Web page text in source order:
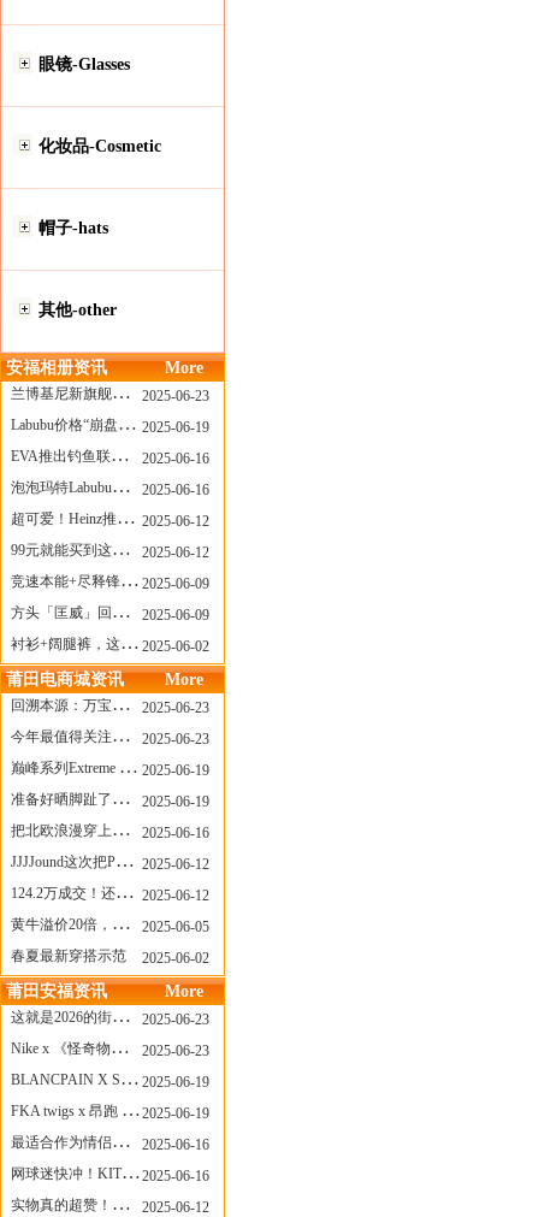
眼镜-Glasses
化妆品-Cosmetic
帽子-hats
其他-other
安福相册资讯 More
兰博基尼新旗舰曝光？这台顶级超跑或将在8月登场
2025-06-23
Labubu价格“崩盘”？618当日泡泡玛特预售补货量超200W！
2025-06-19
EVA推出钓鱼联名套装，初号机也能当“假饵”？
2025-06-16
泡泡玛特Labubu新品发售上演“拳王争霸”......
2025-06-16
超可爱！Heinz推出星之卡比合作款番茄酱！
2025-06-12
99元就能买到这样颜值的太阳镜？优衣库夏季墨镜系列
2025-06-12
竞速本能+尽释锋芒——罗杰杜彼Roger+Dubuis王者竞速系列飞返计时码表燃擎赛道
2025-06-09
方头「匡威」回归！日系简约里的小心思
2025-06-09
衬衫+阔腿裤，这样穿美出新高度！
2025-06-02
莆田电商城资讯 More
回溯本源：万宝龙推出明星系列都市灰腕表新作
2025-06-23
今年最值得关注的AF1！KOBE x AF1 明日发售
2025-06-23
巅峰系列Extreme Diver潜水腕表与Revival Diver复刻版潜水腕表共同推出“暗影款”新作
2025-06-19
准备好晒脚趾了吗？透明款 AF1 要回归了
2025-06-19
把北欧浪漫穿上脚，Cecilie Bahnsen x ASICS
2025-06-16
JJJJound这次把PUMA改得好安静
2025-06-12
124.2万成交！还有什么是Labubu做不到的？
2025-06-12
黄牛溢价20倍，「Labubu」3.0市价大盘点！假货比正品还贵...
2025-06-05
春夏最新穿搭示范
2025-06-02
莆田安福资讯 More
这就是2026的街头感！Prada新包我先爱了
2025-06-23
Nike x 《怪奇物语》联名回归，终于轮到这双热门款了！
2025-06-23
BLANCPAIN X SWATCH联名款 BIOCERAMIC SCUBA FIFTY FATHOMS 系列推出全新 GREEN ABYSS（碧波洋）腕表
2025-06-19
FKA twigs x 昂跑 联名来了，这三双 Cloud X 你选哪一双？
2025-06-19
最适合作为情侣鞋的New Balance 1906 Loafer出现了！
2025-06-16
网球迷快冲！KITH x Wilson 限量球拍太会设计了
2025-06-16
实物真的超赞！NB 新款 2010 新配色
2025-06-12